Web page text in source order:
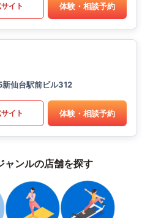
イト 体験・相談予約
仙台駅前ビル312
イト 体験・相談予約
ャンルの店舗を探す